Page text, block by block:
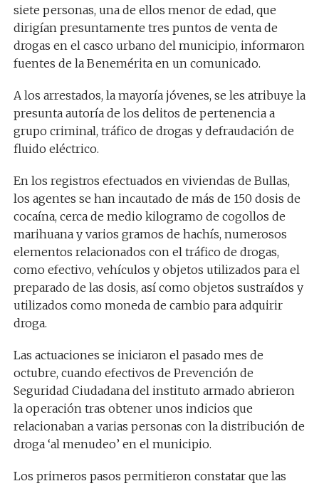
siete personas, una de ellos menor de edad, que
dirigían presuntamente tres puntos de venta de
drogas en el casco urbano del municipio, informaron
fuentes de la Benemérita en un comunicado.
A los arrestados, la mayoría jóvenes, se les atribuye la
presunta autoría de los delitos de pertenencia a
grupo criminal, tráfico de drogas y defraudación de
fluido eléctrico.
En los registros efectuados en viviendas de Bullas,
los agentes se han incautado de más de 150 dosis de
cocaína, cerca de medio kilogramo de cogollos de
marihuana y varios gramos de hachís, numerosos
elementos relacionados con el tráfico de drogas,
como efectivo, vehículos y objetos utilizados para el
preparado de las dosis, así como objetos sustraídos y
utilizados como moneda de cambio para adquirir
droga.
Las actuaciones se iniciaron el pasado mes de
octubre, cuando efectivos de Prevención de
Seguridad Ciudadana del instituto armado abrieron
la operación tras obtener unos indicios que
relacionaban a varias personas con la distribución de
droga ‘al menudeo’ en el municipio.
Los primeros pasos permitieron constatar que las